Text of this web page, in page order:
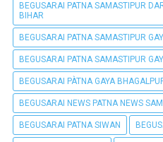
BEGUSARAI PATNA SAMASTIPUR
BIHAR
BEGUSARAI PATNA SAMASTIPUR
BEGUSARAI PATNA SAMASTIPUR
BEGUSARAI PÀTNA GAYA
BEGUSARAI NEWS PATNA NEWS
BEGUSARAI PATNA SIWAN